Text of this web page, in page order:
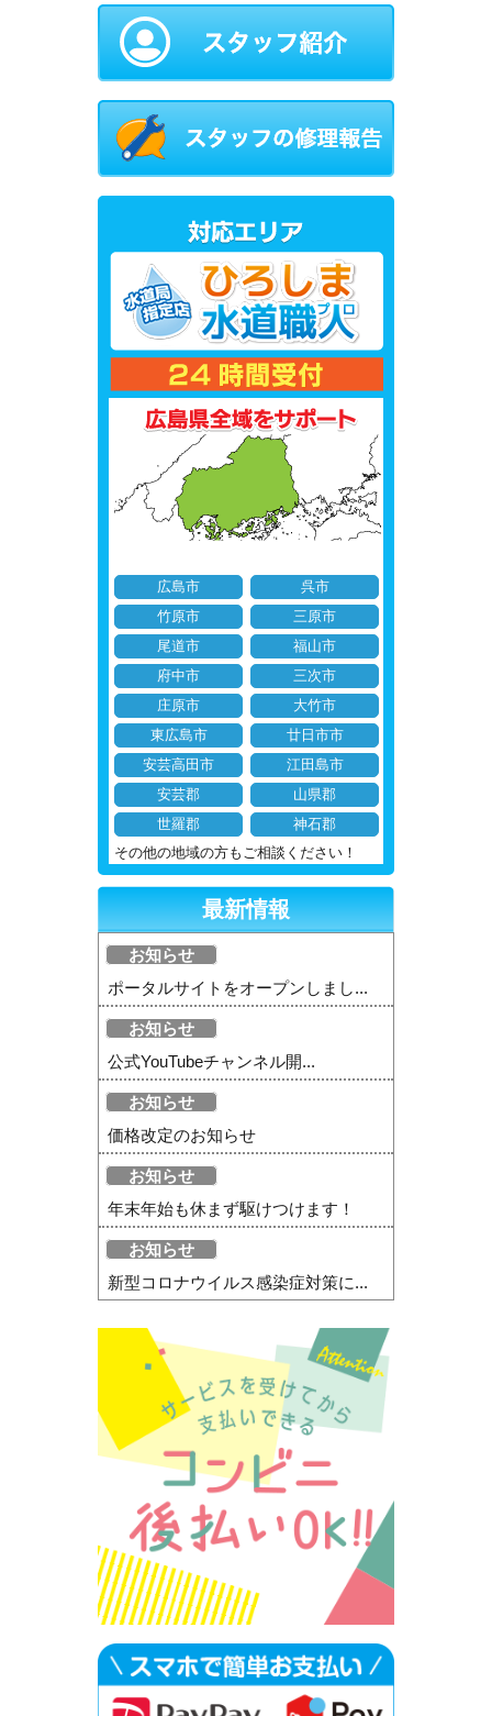
広島市
呉市
竹原市
三原市
尾道市
福山市
府中市
三次市
庄原市
大竹市
東広島市
廿日市市
安芸高田市
江田島市
安芸郡
山県郡
世羅郡
神石郡
その他の地域の方もご相談ください！
最新情報
お知らせ
ポータルサイトをオープンしまし...
お知らせ
公式YouTubeチャンネル開...
お知らせ
価格改定のお知らせ
お知らせ
年末年始も休まず駆けつけます！
お知らせ
新型コロナウイルス感染症対策に...